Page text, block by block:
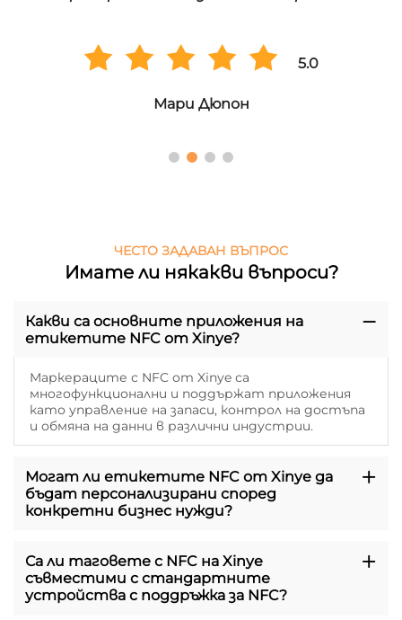
5.0
Мари Дюпон
ЧЕСТО ЗАДАВАН ВЪПРОС
Имате ли някакви въпроси?
Какви са основните приложения на
етикетите NFC от Xinye?
Маркераците с NFC от Xinye са
многофункционални и поддържат приложения
като управление на запаси, контрол на достъпа
и обмяна на данни в различни индустрии.
Могат ли етикетите NFC от Xinye да
бъдат персонализирани според
конкретни бизнес нужди?
Са ли таговете с NFC на Xinye
съвместими с стандартните
устройства с поддръжка за NFC?